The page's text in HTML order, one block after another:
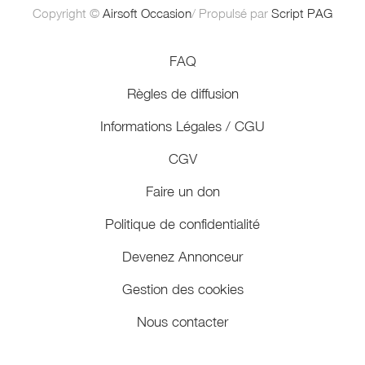
Copyright © Airsoft Occasion/ Propulsé par Script PAG
FAQ
Règles de diffusion
Informations Légales / CGU
CGV
Faire un don
Politique de confidentialité
Devenez Annonceur
Gestion des cookies
Nous contacter